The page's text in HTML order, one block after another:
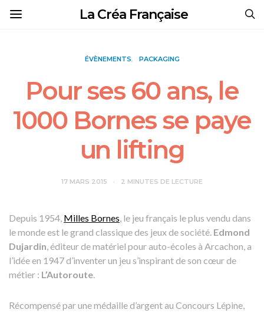
La Créa Française
ÉVÈNEMENTS PACKAGING
Pour ses 60 ans, le
1000 Bornes se paye
un lifting
17 MARS 2015 2 MINUTES DE LECTURE
Depuis 1954, Milles Bornes, le jeu français le plus vendu dans
le monde est le grand classique des jeux de société. Edmond
Dujardin, éditeur de matériel pour auto-écoles à Arcachon, a
l’idée en 1947 d’inventer un jeu s’inspirant de son cœur de
métier : L’Autoroute.
Récompensé par une médaille d’argent au Concours Lépine,